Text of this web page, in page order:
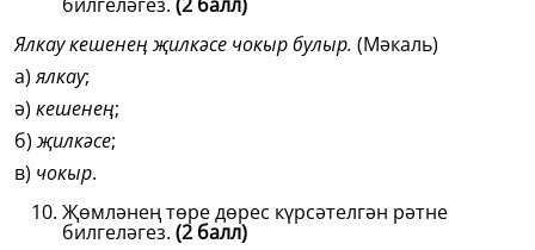
Ялкау кешенең җилкәсе чокыр булыр. (Мәкаль)
а)ялкау;
ә) кешенең;
б)җилкәсе;
в) чокыр.
Җөмләнең төре дөрес күрсәтелгән рәтне
билгеләгез. (2 балл)